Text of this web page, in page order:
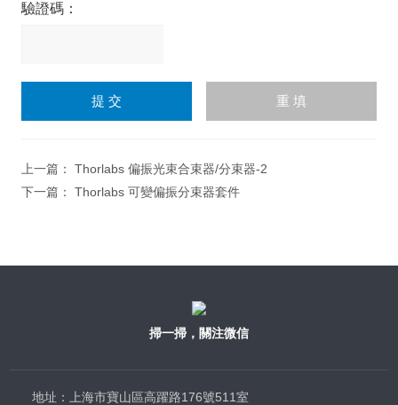
驗證碼：
上一篇： Thorlabs 偏振光束合束器/分束器-2
下一篇： Thorlabs 可變偏振分束器套件
掃一掃，關注微信
地址：上海市寶山區高躍路176號511室